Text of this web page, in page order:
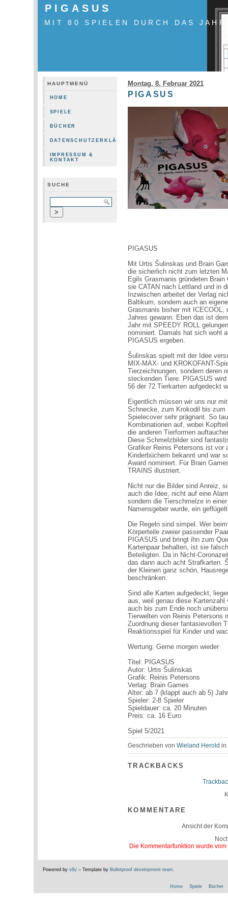
PIGASUS
MIT 80 SPIELEN DURCH DAS JAHR
HAUPTMENÜ
HOME
SPIELE
BÜCHER
DATENSCHUTZERKLÄRUNG
IMPRESSUM &
KONTAKT
SUCHE
Montag, 8. Februar 2021
PIGASUS
PIGASUS
Mit Urtis Šulinskas und Brain
die sicherlich nicht zum letzten
Egils Grasmanis gründeten
sie CATAN nach Lettland und in
Inzwischen arbeitet der Verlag
Baltikum, sondern auch an
Grasmanis bisher mit ICECOOL,
Jahres gewann. Eben das ist
Jahr mit SPEEDY ROLL
nominiert. Damals hat sich wohl
PIGASUS ergeben.
Šulinskas spielt mit der Idee
MIX-MAX- und KROKOFANT-
Tierzeichnungen, sondern deren
steckenden Tiere. PIGASUS
56 der 72 Tierkarten aufgedeckt
Eigentlich müssen wir uns nur
Schnecke, zum Krokodil bis
Spielecover sehr prägnant. So
Kombinationen auf, wobei
die anderen Tierformen
Diese Schmelzbilder sind
Grafiker Reinis Petersons ist vor
Kinderbüchern bekannt und war
Award nominiert. Für Brain
TRAINS illustriert.
Nicht nur die Bilder sind Anreiz,
auch die Idee, nicht auf eine
sondern die Tierschmelze in
Namensgeber wurde, ein
Die Regeln sind simpel. Wer
Körperteile zweier passender
PIGASUS und bringt ihn zum
Kartenpaar behalten, ist sie
Beteiligten. Da in Nicht-
das dann auch acht Strafkarten.
der Kleinen ganz schön,
beschränken.
Sind alle Karten aufgedeckt,
aus, weil genau diese
auch bis zum Ende noch
Tierwelten von Reinis Petersons
Zuordnung dieser fantasievollen
Reaktionsspiel für Kinder und
Wertung: Gerne morgen wieder
Titel: PIGASUS
Autor: Urtis Šulinskas
Grafik: Reinis Petersons
Verlag: Brain Games
Alter: ab 7 (klappt auch ab 5)
Spieler: 2-8 Spieler
Spieldauer: ca. 20 Minuten
Preis: ca. 16 Euro
Spiel 5/2021
Geschrieben vonWieland Herold in
TRACKBACKS
KOMMENTARE
Ansicht der
Die Kommentarfunktion wurde
Powered by s9y– Template by Bulletproof development team
Home Spiele Bücher